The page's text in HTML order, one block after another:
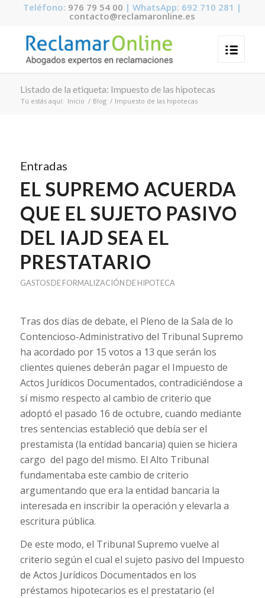
Teléfono: 976 79 54 00 | WhatsApp: 692 710 281 |
contacto@reclamaronline.es
Listado de la etiqueta: Impuesto de las hipotecas
Tú estás aquí: Inicio / Blog / Impuesto de las hipotecas
Entradas
EL SUPREMO ACUERDA
QUE EL SUJETO PASIVO
DEL IAJD SEA EL
PRESTATARIO
GASTOS DE FORMALIZACIÓN DE HIPOTECA
Tras dos días de debate, el Pleno de la Sala de lo
Contencioso-Administrativo del Tribunal Supremo
ha acordado por 15 votos a 13 que serán los
clientes quienes deberán pagar el Impuesto de
Actos Jurídicos Documentados, contradiciéndose a
sí mismo respecto al cambio de criterio que
adoptó el pasado 16 de octubre, cuando mediante
tres sentencias estableció que debía ser el
prestamista (la entidad bancaria) quien se hiciera
cargo del pago del mismo. El Alto Tribunal
fundamentaba este cambio de criterio
argumentando que era la entidad bancaria la
interesada en inscribir la operación y elevarla a
escritura pública.
De este modo, el Tribunal Supremo vuelve al
criterio según el cual el sujeto pasivo del Impuesto
de Actos Jurídicos Documentados en los
préstamos hipotecarios es el prestatario (el